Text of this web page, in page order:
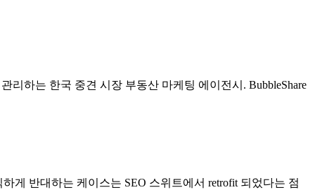
하는 한국 중견 시장 부동산 마케팅 에이전시. BubbleShare
게 반대하는 케이스는 SEO 스위트에서 retrofit 되었다는 점